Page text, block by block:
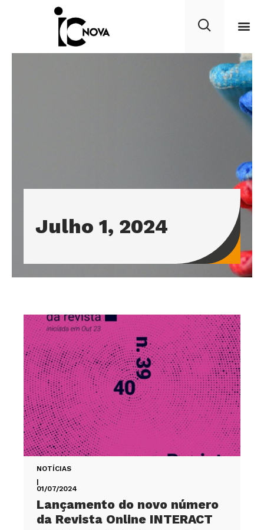
Julho 1, 2024
NOTÍCIAS
|
01/07/2024
Lançamento do novo número
da Revista Online INTERACT